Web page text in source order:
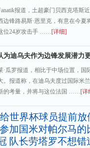
报道，土超豪门贝西克塔斯
边锋路易斯·恩里克，有意在今
位24岁攻击手 ……[详细]
为迪乌夫作为边锋发展潜力
·瓜罗报道，相比于中场位置，国
。报道称，在迪乌夫度过国际米
的考量，并将与这位法国 ……[详
世界杯球员提前放
加国米对帕尔马的
队长劳塔罗不想错